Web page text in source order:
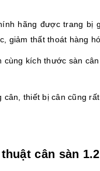
hãng được trang bị
giảm thất thoát hàng
cùng kích thước sàn
cân, thiết bị cân cũng
cân sàn